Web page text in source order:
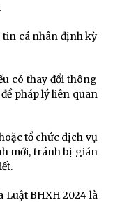
tin cá nhân định kỳ
có thay đổi thông
pháp lý liên quan
tổ chức dịch vụ
mới, tránh bị gián
Luật BHXH 2024 là